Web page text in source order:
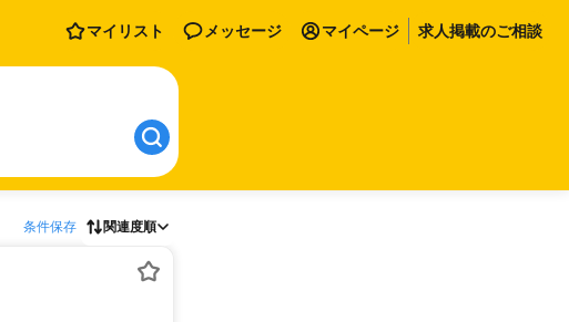
マイリスト メッセージ マイページ 求人掲載のご相談
条件保存 関連度順